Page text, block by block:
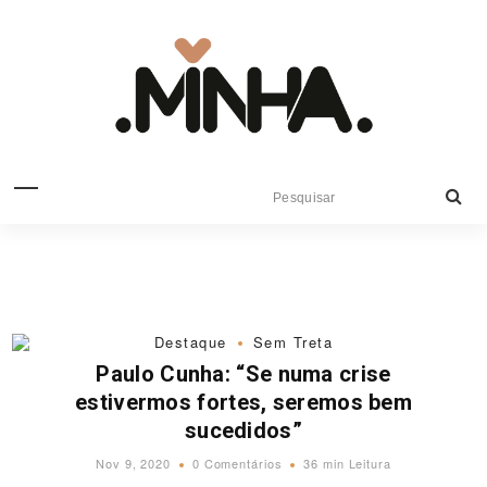
Destaque Sem Treta
Paulo Cunha: “Se numa crise
estivermos fortes, seremos bem
sucedidos”
Nov 9, 2020 0 Comentários 36 min Leitura